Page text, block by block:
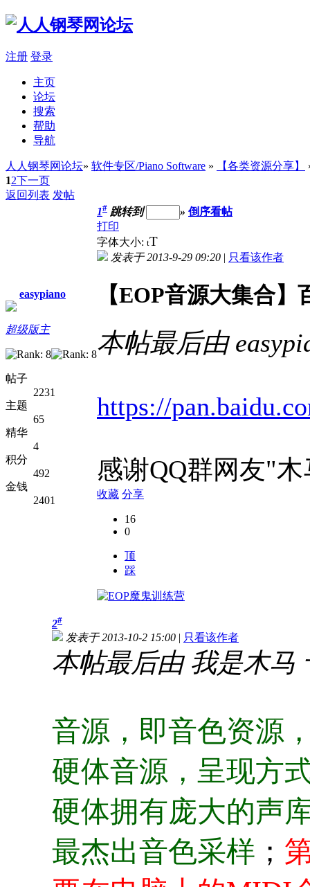
注册 登录
主页
论坛
搜索
帮助
导航
人人钢琴网论坛» 软件专区/Piano Software » 【各类资源分享】
12下一页
返回列表 发帖
easypiano
超级版主
帖子
2231
主题
65
精华
4
积分
492
金钱
2401
1# 跳转到 » 倒序看帖
打印
字体大小: tT
发表于 2013-9-29 09:20 | 只看该作者
【EOP音源大集合
本帖最后由
https://
感谢QQ群网友"
收藏 分享
16
0
顶
踩
2#
发表于 2013-10-2 15:00 | 只看该作者
本帖最后由 我是木马
音源，即音色资源
硬体音源，呈现方
硬体拥有庞大的声
最杰出音色采样 ；